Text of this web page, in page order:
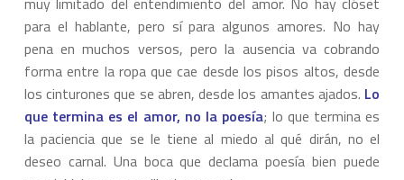
para el hablante, pero sí para algunos amores. No hay
pena en muchos versos, pero la ausencia va cobrando
forma entre la ropa que cae desde los pisos altos, desde
los cinturones que se abren, desde los amantes ajados. Lo
que termina es el amor, no la poesía; lo que termina es
la paciencia que se le tiene al miedo al qué dirán, no el
deseo carnal. Una boca que declama poesía bien puede